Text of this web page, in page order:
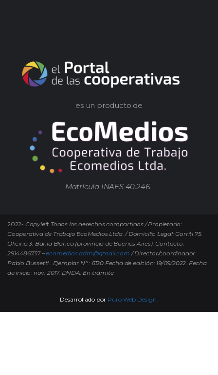
es un producto de
Matrícula INAES 40.246.
2022- Copyleft Todos los derechos compartidos / Propietario:
Cooperativa de Trabajo EcoMedios Ltda. / Domicilio Legal: Gorriti 75.
Oficina 3. Bahía Blanca (provincia de Buenos Aires). Contacto.
2914486737 –ecomedios.adm@gmail.com / Director/coordinador:
Pablo Bussetti.. Ejemplar N° : 6120 Fecha de edición: 19/09/2022. Fecha
de inicio: nov. 2017. DNDA: En trámite
Desarrollado por Puro Web Design.